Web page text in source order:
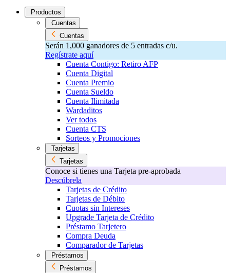
Productos
Cuentas
Cuentas
Serán 1,000 ganadores de 5 entradas c/u.
Regístrate aquí
Cuenta Contigo: Retiro AFP
Cuenta Digital
Cuenta Premio
Cuenta Sueldo
Cuenta Ilimitada
Wardaditos
Ver todos
Cuenta CTS
Sorteos y Promociones
Tarjetas
Tarjetas
Conoce si tienes una Tarjeta pre-aprobada
Descúbrela
Tarjetas de Crédito
Tarjetas de Débito
Cuotas sin Intereses
Upgrade Tarjeta de Crédito
Préstamo Tarjetero
Compra Deuda
Comparador de Tarjetas
Préstamos
Préstamos